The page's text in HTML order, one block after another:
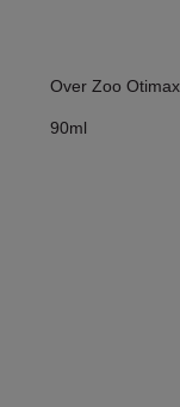
Over Zoo
90ml